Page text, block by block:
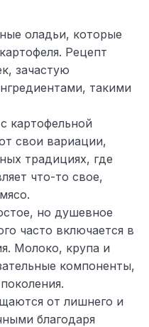
оладьи, которые
Рецепт
зачастую
такими
картофельной
свои вариации,
традициях, где
что-то свое,
но душевное
часто включается в
Молоко, крупа и
компоненты,
от лишнего и
благодаря